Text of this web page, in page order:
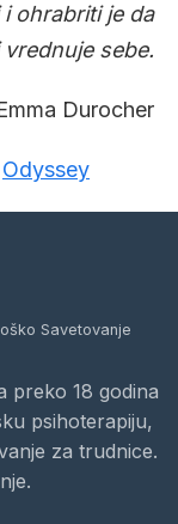
ohrabriti je da
vrednuje sebe.
Durocher
Odyssey
Savetovanje
preko 18 godina
psihoterapiju,
za trudnice.